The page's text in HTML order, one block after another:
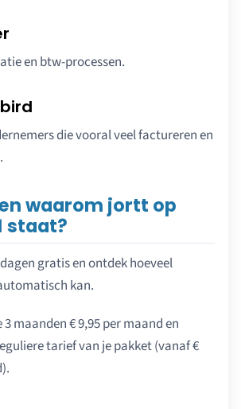
en btw-processen.
die vooral veel factureren en
waarom jortt op
staat?
gratis en ontdek hoeveel
kan.
maanden € 9,95 per maand en
tarief van je pakket (vanaf €